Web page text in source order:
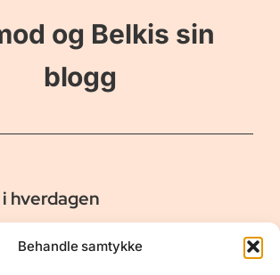
Behandle samtykke
og Belkis sin
blogg
hverdagen
hvor vi ønsker å dele våre opplevelser og
innen reiser, hotell - og restauranter,